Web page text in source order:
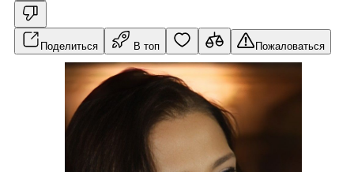
Поделиться В топ Пожаловаться